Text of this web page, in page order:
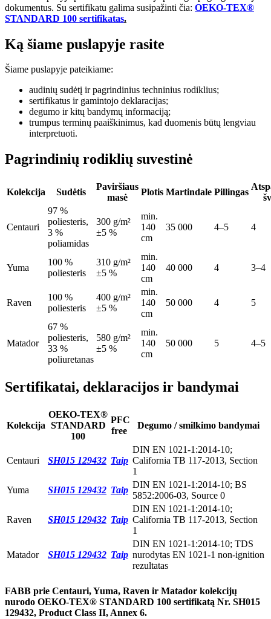
dokumentus. Su sertifikatu galima susipažinti čia: OEKO-TEX®
STANDARD 100 sertifikatas.
Ką šiame puslapyje rasite
Šiame puslapyje pateikiame:
audinių sudėtį ir pagrindinius techninius rodiklius;
sertifikatus ir gamintojo deklaracijas;
degumo ir kitų bandymų informaciją;
trumpus terminų paaiškinimus, kad duomenis būtų lengviau
interpretuoti.
Pagrindinių rodiklių suvestinė
Kolekcija Sudėtis
Paviršiaus
masė
Plotis Martindale Pillingas
Centauri
97 %
poliesteris,
3 %
poliamidas
300 g/m²
±5 %
min.
140
cm
35 000 4–5 4
Yuma
100 %
poliesteris
310 g/m²
±5 %
min.
140
cm
40 000 4 3–4
Raven
100 %
poliesteris
400 g/m²
±5 %
min.
140
cm
50 000 4 5
Matador
67 %
poliesteris,
33 %
poliuretanas
580 g/m²
±5 %
min.
140
cm
50 000 5 4–5
Sertifikatai, deklaracijos ir bandymai
Kolekcija
OEKO-TEX®
STANDARD
100
PFC
free
Degumo / smilkimo bandymai
Centauri SH015 129432 Taip
DIN EN 1021-1:2014-10;
California TB 117-2013, Section
1
Yuma
SH015 129432 Taip
DIN EN 1021-1:2014-10; BS
5852:2006-03, Source 0
Raven SH015 129432 Taip
DIN EN 1021-1:2014-10;
California TB 117-2013, Section
1
Matador SH015 129432 Taip
DIN EN 1021-1:2014-10; TDS
nurodytas EN 1021-1 non-ignition
rezultatas
FABB prie Centauri, Yuma, Raven ir Matador kolekcijų
nurodo OEKO-TEX® STANDARD 100 sertifikatą Nr. SH015
129432, Product Class II, Annex 6.